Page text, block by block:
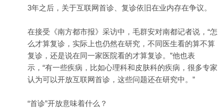
3年之后，关于互联网首诊、复诊依旧在业内存在争议。
在接受《南方都市报》采访中，毛群安对南都记者说，“怎
么才算复诊，实际上也仍然在研究，不同医生看的算不算
复诊，还是说在同一家医院看的才算复诊。”他也表
示，“有一些疾病，比如心理科和皮肤科的疾病，很多专家
认为可以开放互联网首诊，这些问题还在研究中。”
“首诊”开放意味着什么？